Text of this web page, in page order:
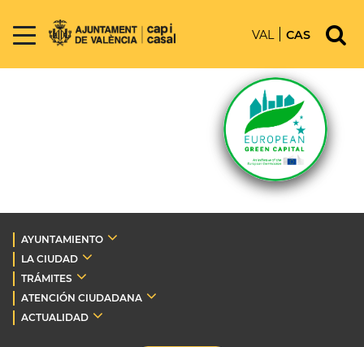
VAL CAS
AYUNTAMIENTO
LA CIUDAD
TRÁMITES
ATENCIÓN CIUDADANA
ACTUALIDAD